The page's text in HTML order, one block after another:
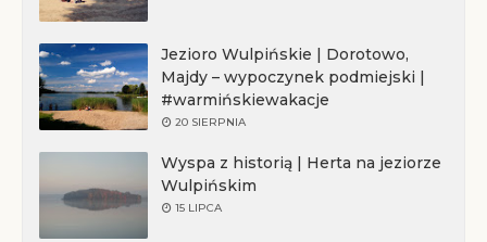
Jezioro Wulpińskie | Dorotowo,
Majdy – wypoczynek podmiejski |
#warmińskiewakacje
20 SIERPNIA
Wyspa z historią | Herta na jeziorze
Wulpińskim
15 LIPCA